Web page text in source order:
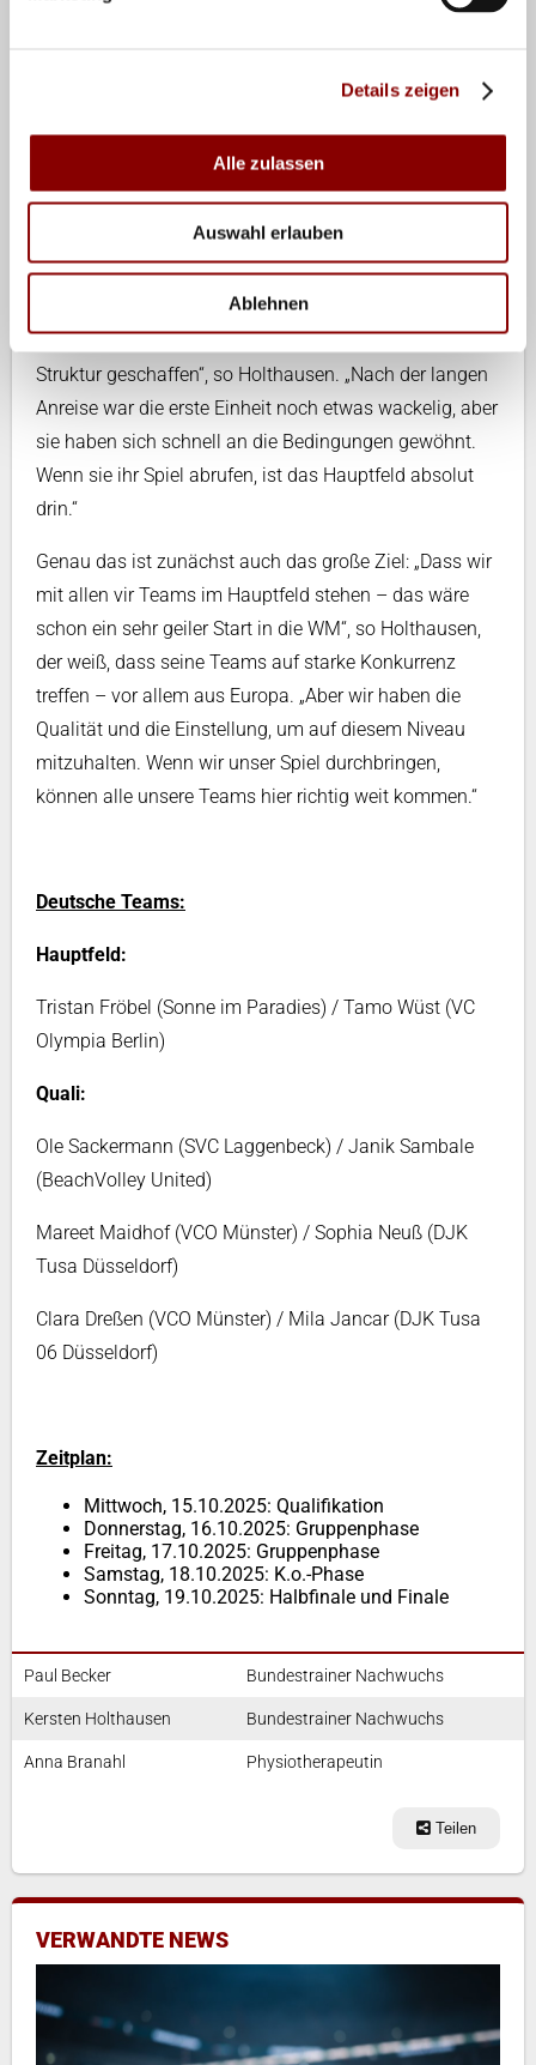
Details zeigen
Alle zulassen
Auswahl erlauben
Ablehnen
Ballflugeigenschaften und eine sehr intensive Sonne“,
wollen das annehmen und uns voll auf unsere Leistung
Bei den Frauen treten die beiden eingespielten Duos
Maidhof/Neuß und Dreßen/Jancar an, die sich beim
nationalen Trial durchgesetzt hatten. Beide Teams
starten in der Qualifikation. „Die Mädels haben das
super angenommen – sie bringen viel
Eigenverantwortung mit, und wir haben hier eine klare
Struktur geschaffen“, so Holthausen. „Nach der langen
Anreise war die erste Einheit noch etwas wackelig, aber
sie haben sich schnell an die Bedingungen gewöhnt.
Wenn sie ihr Spiel abrufen, ist das Hauptfeld absolut
drin.“
Genau das ist zunächst auch das große Ziel: „Dass wir
mit allen vir Teams im Hauptfeld stehen – das wäre
schon ein sehr geiler Start in die WM“, so Holthausen,
der weiß, dass seine Teams auf starke Konkurrenz
treffen – vor allem aus Europa. „Aber wir haben die
Qualität und die Einstellung, um auf diesem Niveau
mitzuhalten. Wenn wir unser Spiel durchbringen,
können alle unsere Teams hier richtig weit kommen.“
Deutsche Teams:
Hauptfeld:
Tristan Fröbel (Sonne im Paradies) / Tamo Wüst (VC
Olympia Berlin)
Quali:
Ole Sackermann (SVC Laggenbeck) / Janik Sambale
(BeachVolley United)
Mareet Maidhof (VCO Münster) / Sophia Neuß (DJK
Tusa Düsseldorf)
Clara Dreßen (VCO Münster) / Mila Jancar (DJK Tusa
06 Düsseldorf)
Zeitplan:
Mittwoch, 15.10.2025: Qualifikation
Donnerstag, 16.10.2025: Gruppenphase
Freitag, 17.10.2025: Gruppenphase
Samstag, 18.10.2025: K.o.-Phase
Sonntag, 19.10.2025: Halbfinale und Finale
Paul Becker Bundestrainer Nachwuchs
Kersten Holthausen Bundestrainer Nachwuchs
Anna Branahl Physiotherapeutin
Teilen
VERWANDTE NEWS